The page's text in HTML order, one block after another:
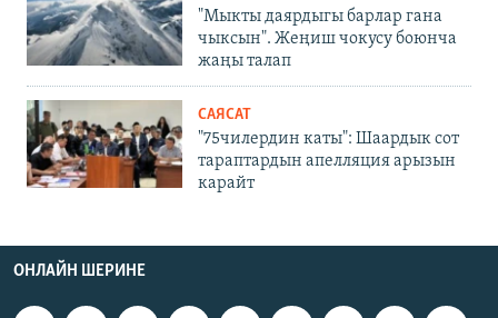
"Мыкты даярдыгы барлар гана
чыксын". Жеңиш чокусу боюнча
жаңы талап
САЯСАТ
"75чилердин каты": Шаардык сот
тараптардын апелляция арызын
карайт
ОНЛАЙН ШЕРИНЕ